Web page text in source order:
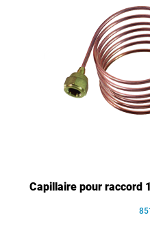
Capillaire pour raccord